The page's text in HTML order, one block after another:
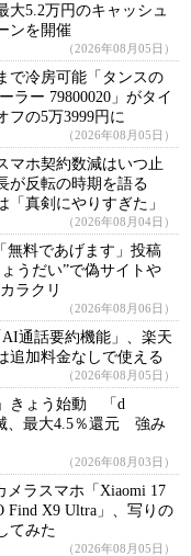
大5.2万円のキャッシュ
ンを開催
（2026年08月05日）
で冷房可能「タンスの
ラー 79800020」がタイ
フの5万3999円に
（2026年08月05日）
マホ契約数減はいつ止
が反転の時期を語る
「真剣にやりすぎた」
（2026年08月04日）
無料であげます」投稿
うだい”で偽サイトや
ラクリ
（2026年08月06日）
AI通話要約機能」、楽天
追加料金なしで使える
（2026年08月05日）
きょう始動 「d
、最大4.5％還元 強み
（2026年08月03日）
メラスマホ「Xiaomi 17
Find X9 Ultra」、写りの
てみた
（2026年08月05日）